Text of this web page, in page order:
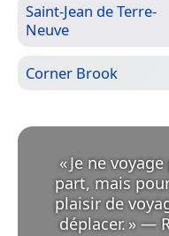
Saint-Jean de Terre-
Neuve
Corner Brook
«Je ne
part, mais
plaisir de
déplacer. » —